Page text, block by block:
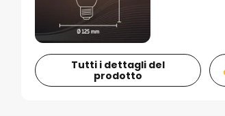
Tutti i dettagli del
prodotto